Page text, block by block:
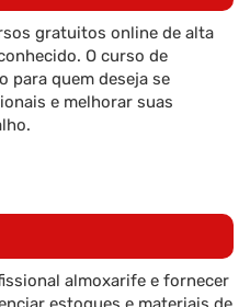
gratuitos online de alta
O curso de
para quem deseja se
e melhorar suas
almoxarife e fornecer